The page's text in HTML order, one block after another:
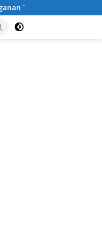
Kepemimpinan Sekolah